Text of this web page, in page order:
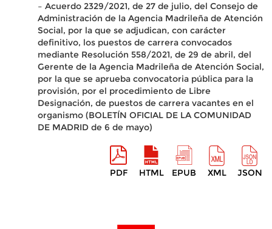
– Acuerdo 2329/2021, de 27 de julio, del Consejo de
Administración de la Agencia Madrileña de Atención
Social, por la que se adjudican, con carácter
definitivo, los puestos de carrera convocados
mediante Resolución 558/2021, de 29 de abril, del
Gerente de la Agencia Madrileña de Atención Social,
por la que se aprueba convocatoria pública para la
provisión, por el procedimiento de Libre
Designación, de puestos de carrera vacantes en el
organismo (BOLETÍN OFICIAL DE LA COMUNIDAD
DE MADRID de 6 de mayo)
PDF HTML EPUB XML JSON